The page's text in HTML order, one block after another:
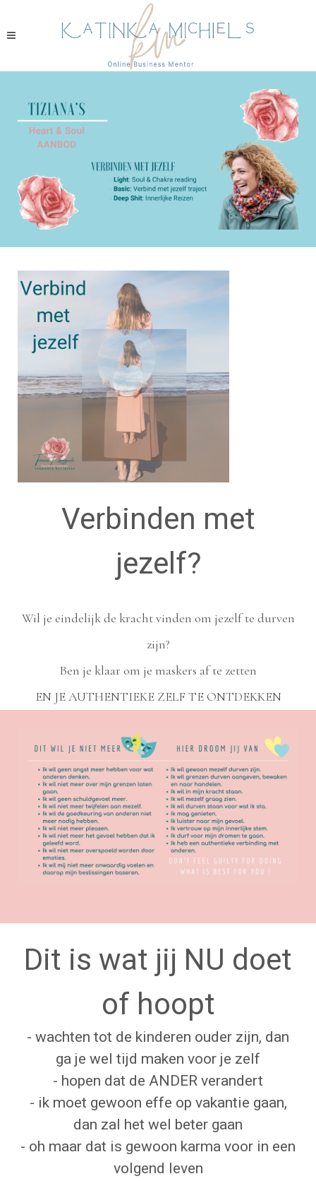
Verbinden met
jezelf?
Wil je eindelijk de kracht vinden om jezelf te durven
zijn?
Ben je klaar om je maskers af te zetten
EN JE AUTHENTIEKE ZELF TE ONTDEKKEN
Dit is wat jij NU doet
of hoopt
- wachten tot de kinderen ouder zijn, dan
ga je wel tijd maken voor je zelf
- hopen dat de ANDER verandert
- ik moet gewoon effe op vakantie gaan,
dan zal het wel beter gaan
- oh maar dat is gewoon karma voor in een
volgend leven